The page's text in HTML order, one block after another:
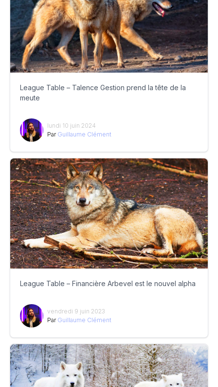
League Table – Talence Gestion prend la tête de la
meute
lundi 10 juin 2024
Par Guillaume Clément
League Table – Financière Arbevel est le nouvel alpha
vendredi 9 juin 2023
Par Guillaume Clément